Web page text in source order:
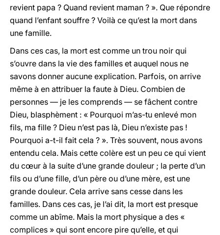
revient papa ? Quand revient maman ? ». Que répondre
quand l’enfant souffre ? Voilà ce qu’est la mort dans
une famille.
Dans ces cas, la mort est comme un trou noir qui
s’ouvre dans la vie des familles et auquel nous ne
savons donner aucune explication. Parfois, on arrive
même à en attribuer la faute à Dieu. Combien de
personnes — je les comprends — se fâchent contre
Dieu, blasphèment : « Pourquoi m’as-tu enlevé mon
fils, ma fille ? Dieu n’est pas là, Dieu n’existe pas !
Pourquoi a-t-il fait cela ? ». Très souvent, nous avons
entendu cela. Mais cette colère est un peu ce qui vient
du cœur à la suite d’une grande douleur ; la perte d’un
fils ou d’une fille, d’un père ou d’une mère, est une
grande douleur. Cela arrive sans cesse dans les
familles. Dans ces cas, je l’ai dit, la mort est presque
comme un abîme. Mais la mort physique a des «
complices » qui sont encore pire qu’elle, et qui